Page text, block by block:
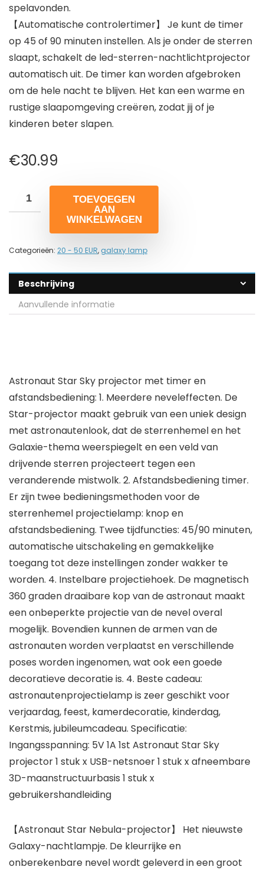
spelavonden.
【Automatische controlertimer】 Je kunt de timer
op 45 of 90 minuten instellen. Als je onder de sterren
slaapt, schakelt de led-sterren-nachtlichtprojector
automatisch uit. De timer kan worden afgebroken
om de hele nacht te blijven. Het kan een warme en
rustige slaapomgeving creëren, zodat jij of je
kinderen beter slapen.
€30.99
TOEVOEGEN
AAN
WINKELWAGEN
Categorieën: 20 - 50 EUR, galaxy lamp
Beschrijving
Aanvullende informatie
Astronaut Star Sky projector met timer en
afstandsbediening: 1. Meerdere neveleffecten. De
Star-projector maakt gebruik van een uniek design
met astronautenlook, dat de sterrenhemel en het
Galaxie-thema weerspiegelt en een veld van
drijvende sterren projecteert tegen een
veranderende mistwolk. 2. Afstandsbediening timer.
Er zijn twee bedieningsmethoden voor de
sterrenhemel projectielamp: knop en
afstandsbediening. Twee tijdfuncties: 45/90 minuten,
automatische uitschakeling en gemakkelijke
toegang tot deze instellingen zonder wakker te
worden. 4. Instelbare projectiehoek. De magnetisch
360 graden draaibare kop van de astronaut maakt
een onbeperkte projectie van de nevel overal
mogelijk. Bovendien kunnen de armen van de
astronauten worden verplaatst en verschillende
poses worden ingenomen, wat ook een goede
decoratieve decoratie is. 4. Beste cadeau:
astronautenprojectielamp is zeer geschikt voor
verjaardag, feest, kamerdecoratie, kinderdag,
Kerstmis, jubileumcadeau. Specificatie:
Ingangsspanning: 5V 1A 1st Astronaut Star Sky
projector 1 stuk x USB-netsnoer 1 stuk x afneembare
3D-maanstructuurbasis 1 stuk x
gebruikershandleiding
【Astronaut Star Nebula-projector】 Het nieuwste
Galaxy-nachtlampje. De kleurrijke en
onberekenbare nevel wordt geleverd in een groot